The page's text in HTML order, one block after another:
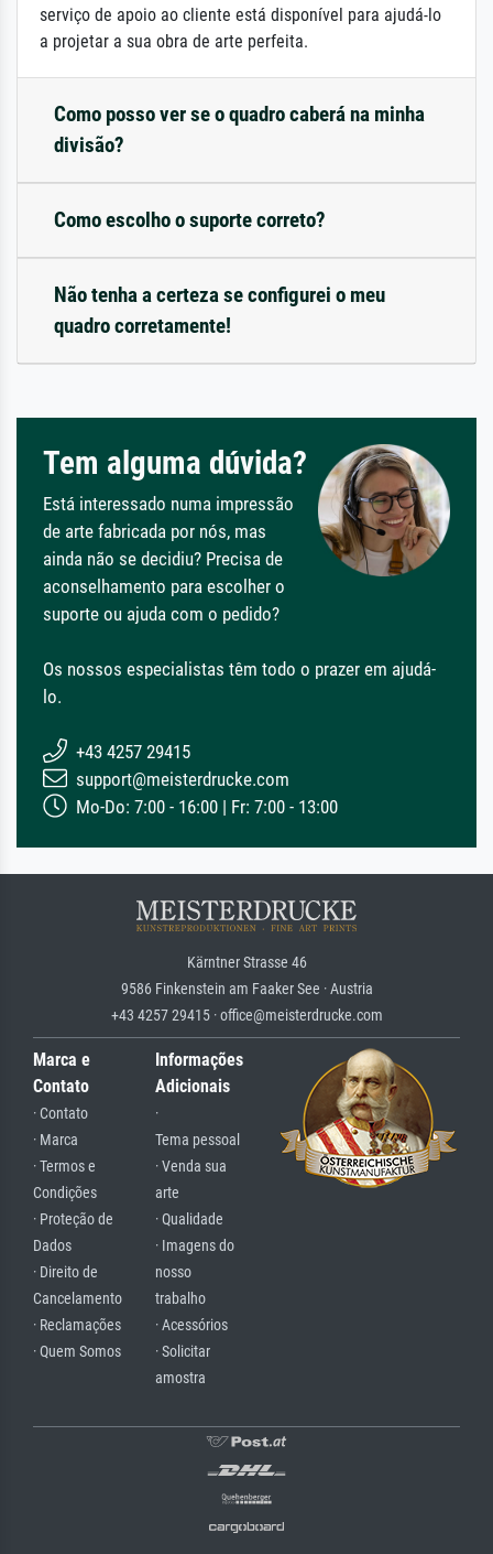
serviço de apoio ao cliente está disponível para ajudá-lo
a projetar a sua obra de arte perfeita.
Como posso ver se o quadro caberá na minha
divisão?
Como escolho o suporte correto?
Não tenha a certeza se configurei o meu
quadro corretamente!
Tem alguma dúvida?
Está interessado numa impressão
de arte fabricada por nós, mas
ainda não se decidiu? Precisa de
aconselhamento para escolher o
suporte ou ajuda com o pedido?
Os nossos especialistas têm todo o prazer em ajudá-
lo.
+43 4257 29415
support@meisterdrucke.com
Mo-Do: 7:00 - 16:00 | Fr: 7:00 - 13:00
Kärntner Strasse 46
9586 Finkenstein am Faaker See · Austria
+43 4257 29415 · office@meisterdrucke.com
Marca e
Contato
· Contato
· Marca
· Termos e
Condições
· Proteção de
Dados
· Direito de
Cancelamento
· Reclamações
· Quem Somos
Informações
Adicionais
·
Tema pessoal
· Venda sua
arte
· Qualidade
· Imagens do
nosso
trabalho
· Acessórios
· Solicitar
amostra